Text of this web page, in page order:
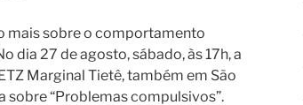
mais sobre o comportamento
dia 27 de agosto, sábado, às 17h, a
Marginal Tietê, também em São
sobre “Problemas compulsivos”.